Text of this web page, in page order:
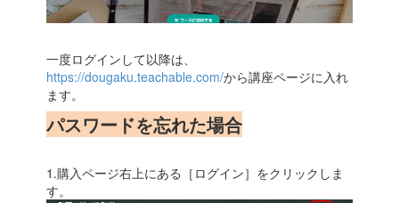
一度ログインして以降は、
https://dougaku.teachable.com/から講座ページに入れ
ます。
パスワードを忘れた場合
1.購入ページ右上にある［ログイン］をクリックしま
す。